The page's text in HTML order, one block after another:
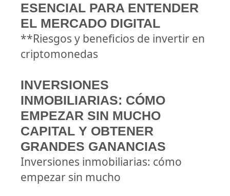
ESENCIAL PARA ENTENDER
EL MERCADO DIGITAL
**Riesgos y beneficios de invertir en
criptomonedas
INVERSIONES
INMOBILIARIAS: CÓMO
EMPEZAR SIN MUCHO
CAPITAL Y OBTENER
GRANDES GANANCIAS
Inversiones inmobiliarias: cómo
empezar sin mucho